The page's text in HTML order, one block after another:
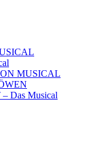
MUSICAL
Das Musical